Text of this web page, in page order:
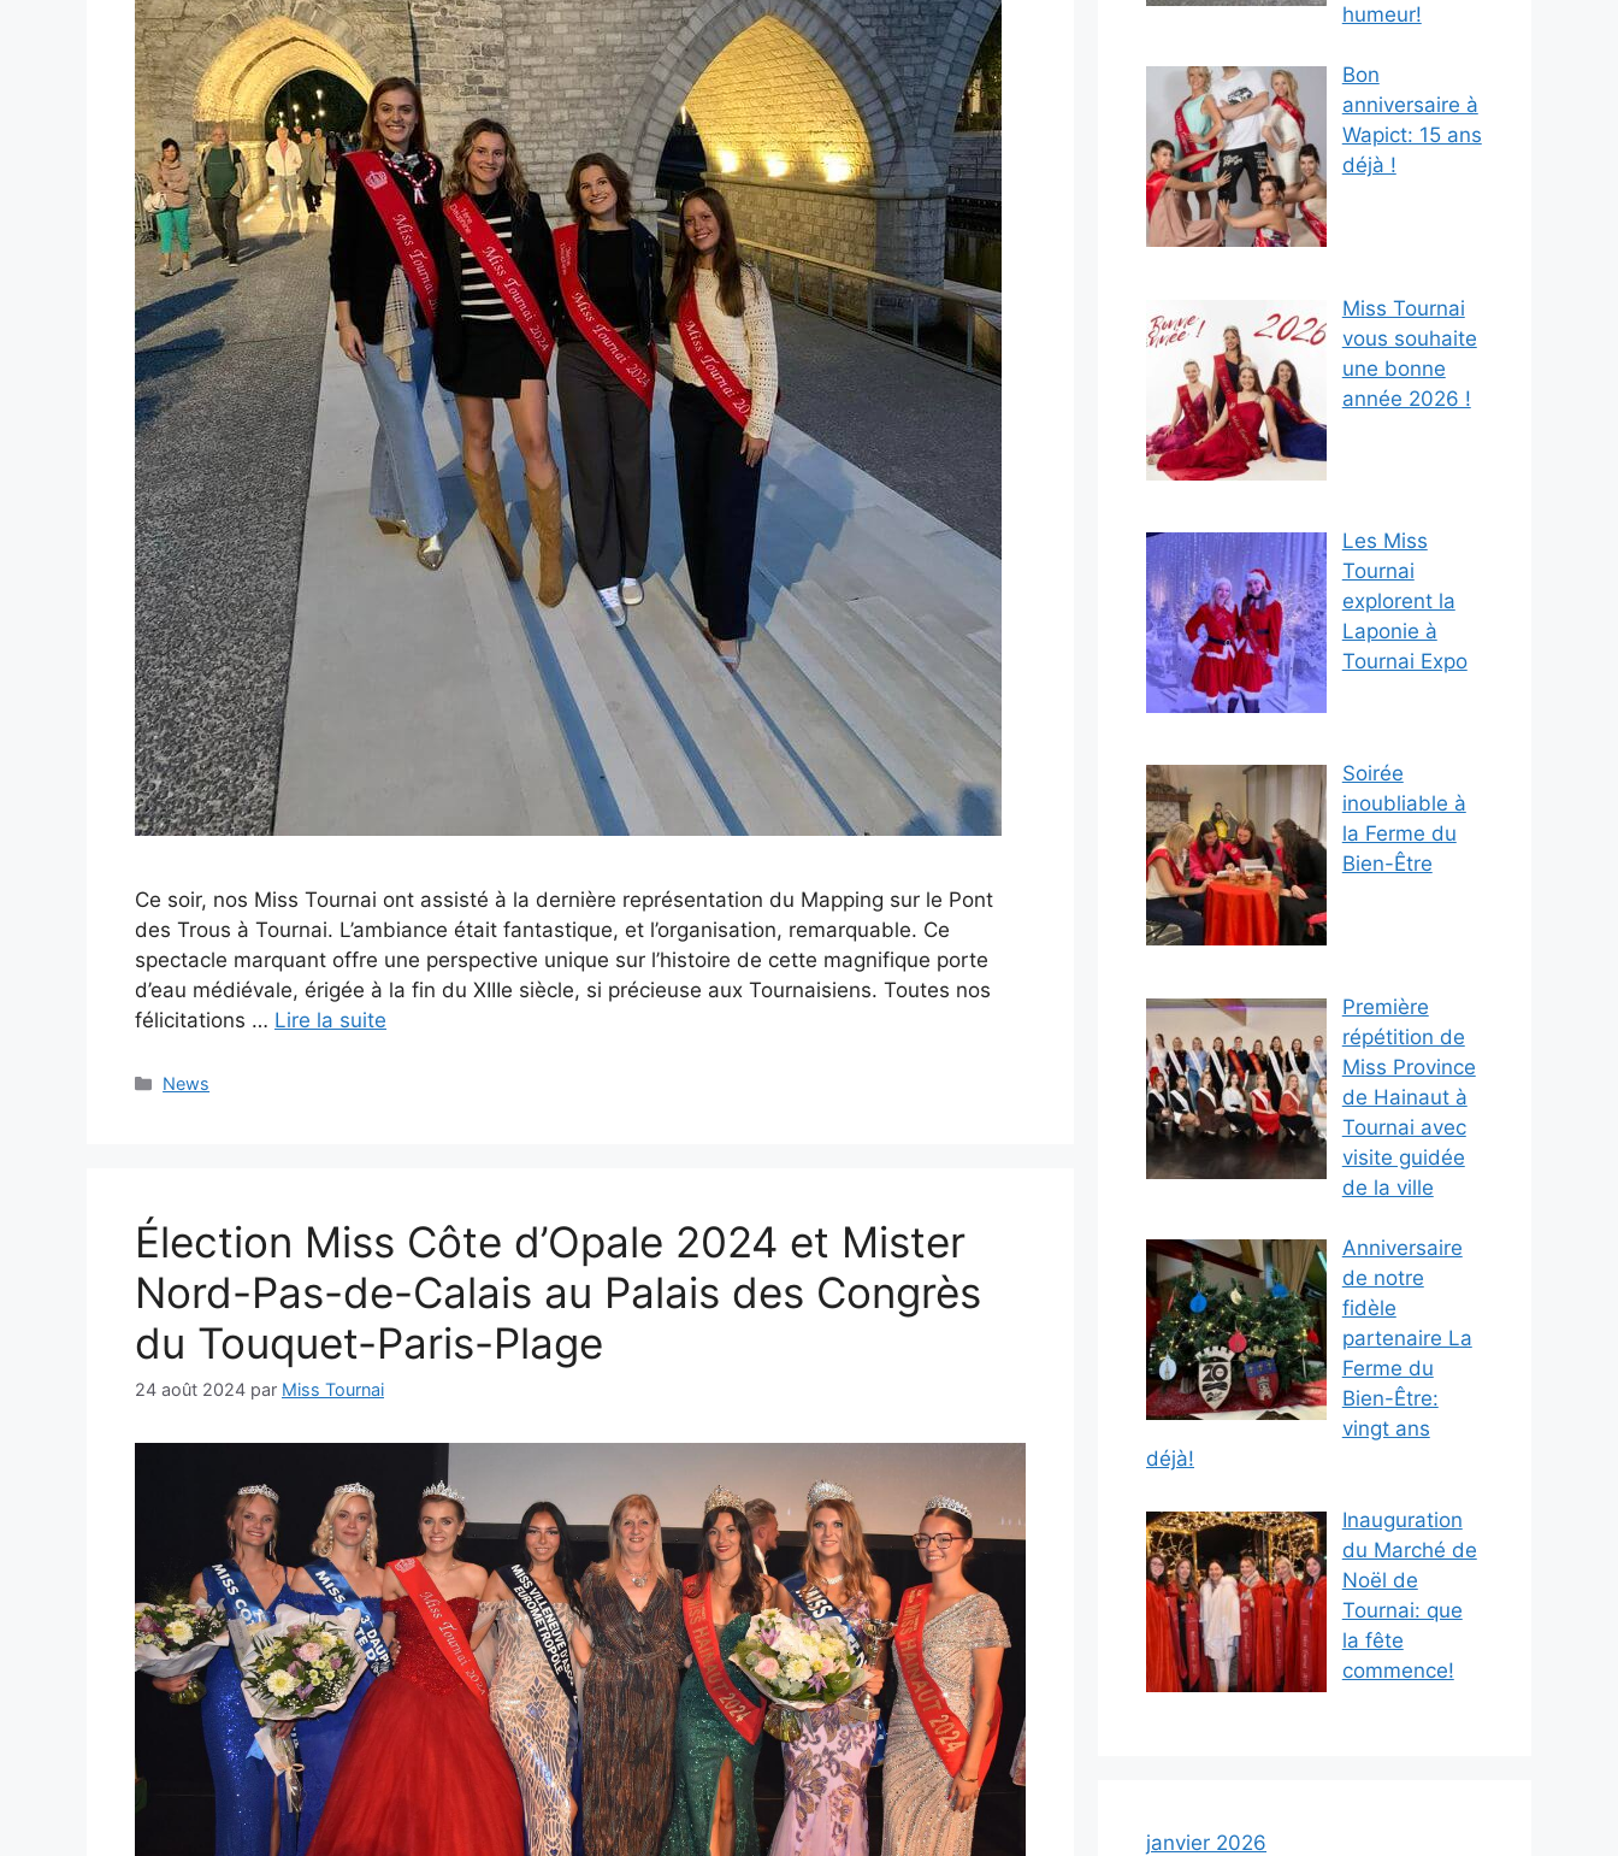
Ce soir, nos Miss Tournai ont assisté à la dernière représentation du Mapping sur le Pont
des Trous à Tournai. L’ambiance était fantastique, et l’organisation, remarquable. Ce
spectacle marquant offre une perspective unique sur l’histoire de cette magnifique porte
d’eau médiévale, érigée à la fin du XIIIe siècle, si précieuse aux Tournaisiens. Toutes nos
félicitations … Lire la suite
Catégories
News
Élection Miss Côte d’Opale 2024 et Mister
Nord-Pas-de-Calais au Palais des Congrès
du Touquet-Paris-Plage
24 août 2024 par Miss Tournai
humeur!
Bon
anniversaire à
Wapict: 15 ans
déjà !
Miss Tournai
vous souhaite
une bonne
année 2026 !
Les Miss
Tournai
explorent la
Laponie à
Tournai Expo
Soirée
inoubliable à
la Ferme du
Bien-Être
Première
répétition de
Miss Province
de Hainaut à
Tournai avec
visite guidée
de la ville
Anniversaire
de notre
fidèle
partenaire La
Ferme du
Bien-Être:
vingt ans
déjà!
Inauguration
du Marché de
Noël de
Tournai: que
la fête
commence!
janvier 2026